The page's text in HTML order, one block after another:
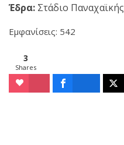
Έδρα: Στάδιο Παναχαϊκής
Εμφανίσεις: 542
3
Shares